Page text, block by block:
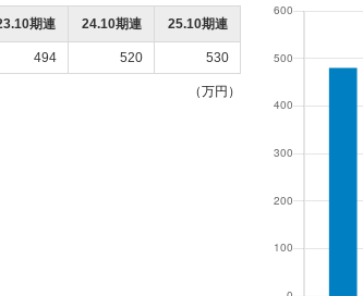
期連 24.10期連 25.10期連
494 520 530
（万円）